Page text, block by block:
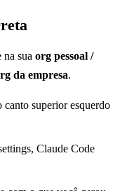
sua org pessoal /
da empresa.
superior esquerdo
Claude Code